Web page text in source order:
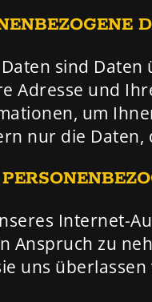
sind
Adresse und
um
nur die
Internet-
Anspruch zu
uns